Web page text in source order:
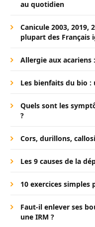
au quotidien
Canicule 2003, 2019,
plupart des Français
Allergie aux acariens
Les bienfaits du bio
Quels sont les
?
Cors, durillons,
Les 9 causes de la
10 exercices simples
Faut-il enlever ses
une IRM ?